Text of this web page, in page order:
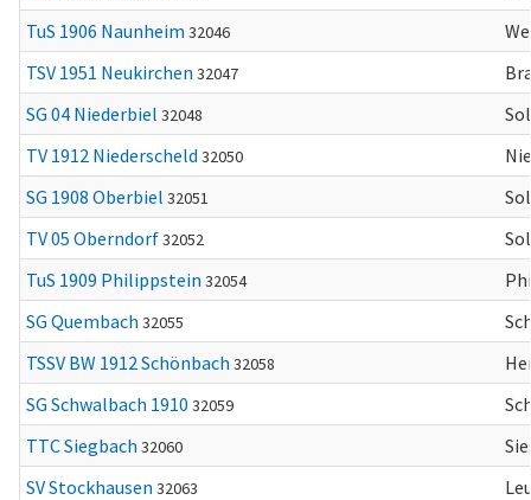
TuS 1906 Naunheim 32046
TSV 1951 Neukirchen 32047
SG 04 Niederbiel 32048
TV 1912 Niederscheld 32050
SG 1908 Oberbiel 32051
TV 05 Oberndorf32052
TuS 1909 Philippstein 32054
SG Quembach 32055
TSSV BW 1912 Schönbach 32058
SG Schwalbach 1910 32059
TTC Siegbach 32060
SV Stockhausen 32063